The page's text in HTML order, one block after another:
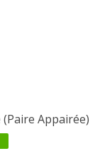
(Paire Appairée)